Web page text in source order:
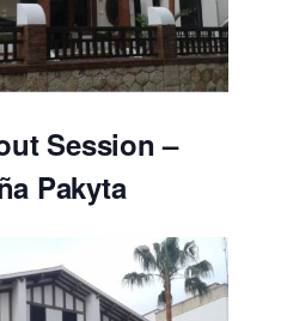
Session –
Pakyta